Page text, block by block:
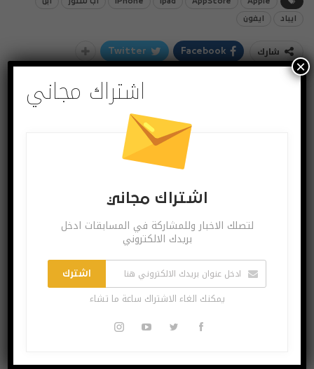
Apple
AppStore
ipad
iPhone اب ستور ابل
ايباد ايفون
شارك Facebook
Twitter
اشتراك مجاني
لتصلك الاخبار وللمشاركة في المسابقات ادخل بريدك
اشتراك مجاني
اشتراك مجاني
لتصلك الاخبار وللمشاركة في المسابقات ادخل
بريدك الالكتروني
اشترك
يمكنك الغاء الاشتراك ساعة ما تشاء
×